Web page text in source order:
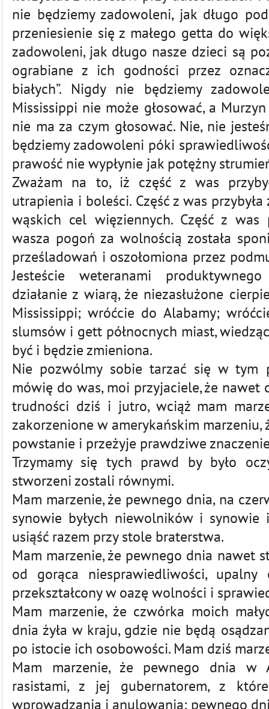
nie będziemy zadowoleni, jak długo
przeniesienie się z małego getta do
zadowoleni, jak długo nasze dzieci są
ograbiane z ich godności przez
białych”. Nigdy nie będziemy
Mississippi nie może głosować, a
nie ma za czym głosować. Nie, nie
będziemy zadowoleni póki
prawość nie wypłynie jak potężny
Zważam na to, iż część z was
utrapienia i boleści. Część z was
wąskich cel więziennych. Część z was
wasza pogoń za wolnością została
prześladowań i oszołomiona przez
Jesteście weteranami
działanie z wiarą, że niezasłużone
Mississippi; wróćcie do Alabamy;
slumsów i gett północnych miast,
być i będzie zmieniona.
Nie pozwólmy sobie tarzać się w tym
mówię do was, moi przyjaciele, że nawet
trudności dziś i jutro, wciąż mam
zakorzenione w amerykańskim
powstanie i przeżyje prawdziwe
Trzymamy się tych prawd by było
stworzeni zostali równymi.
Mam marzenie, że pewnego dnia, na
synowie byłych niewolników i synowie
usiąść razem przy stole braterstwa.
Mam marzenie, że pewnego dnia nawet
od gorąca niesprawiedliwości,
przekształcony w oazę wolności i
Mam marzenie, że czwórka moich
dnia żyła w kraju, gdzie nie będą
po istocie ich osobowości. Mam dziś
Mam marzenie, że pewnego dnia w
rasistami, z jej gubernatorem, z
wprowadzania i anulowania; pewnego